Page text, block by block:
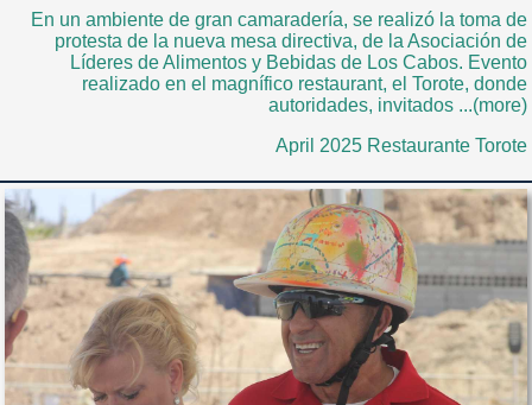
En un ambiente de gran camaradería, se realizó la toma de
protesta de la nueva mesa directiva, de la Asociación de
Líderes de Alimentos y Bebidas de Los Cabos. Evento
realizado en el magnífico restaurant, el Torote, donde
autoridades, invitados ...(more)
April 2025 Restaurante Torote